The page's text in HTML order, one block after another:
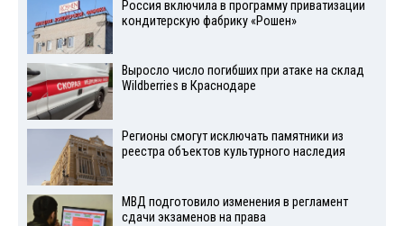
Россия включила в программу приватизации
кондитерскую фабрику «Рошен»
Выросло число погибших при атаке на склад
Wildberries в Краснодаре
Регионы смогут исключать памятники из
реестра объектов культурного наследия
МВД подготовило изменения в регламент
сдачи экзаменов на права